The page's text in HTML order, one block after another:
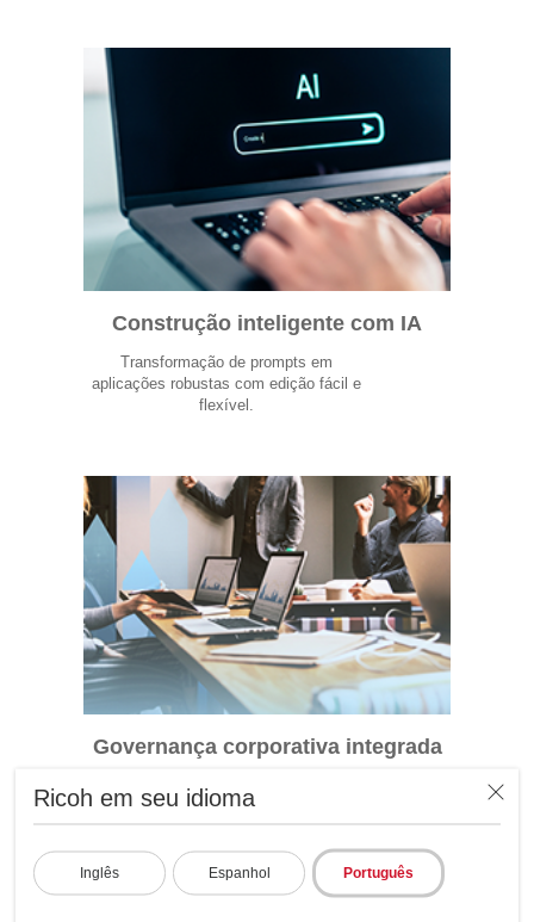
Ricoh em seu idioma
Inglês Espanhol Português
Construção inteligente com IA
Transformação de prompts em
aplicações robustas com edição fácil e
flexível.
Governança corporativa integrada
Possui segurança, auditoria, permissões
e controle de versões incorporados.